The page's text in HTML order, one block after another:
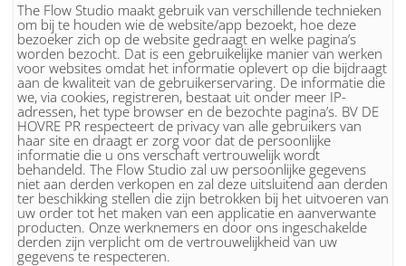
The Flow Studio maakt gebruik van verschillende technieken
om bij te houden wie de website/app bezoekt, hoe deze
bezoeker zich op de website gedraagt en welke pagina’s
worden bezocht. Dat is een gebruikelijke manier van werken
voor websites omdat het informatie oplevert op die bijdraagt
aan de kwaliteit van de gebruikerservaring. De informatie die
we, via cookies, registreren, bestaat uit onder meer IP-
adressen, het type browser en de bezochte pagina’s. BV DE
HOVRE PR respecteert de privacy van alle gebruikers van
haar site en draagt er zorg voor dat de persoonlijke
informatie die u ons verschaft vertrouwelijk wordt
behandeld. The Flow Studio zal uw persoonlijke gegevens
niet aan derden verkopen en zal deze uitsluitend aan derden
ter beschikking stellen die zijn betrokken bij het uitvoeren van
uw order tot het maken van een applicatie en aanverwante
producten. Onze werknemers en door ons ingeschakelde
derden zijn verplicht om de vertrouwelijkheid van uw
gegevens te respecteren.